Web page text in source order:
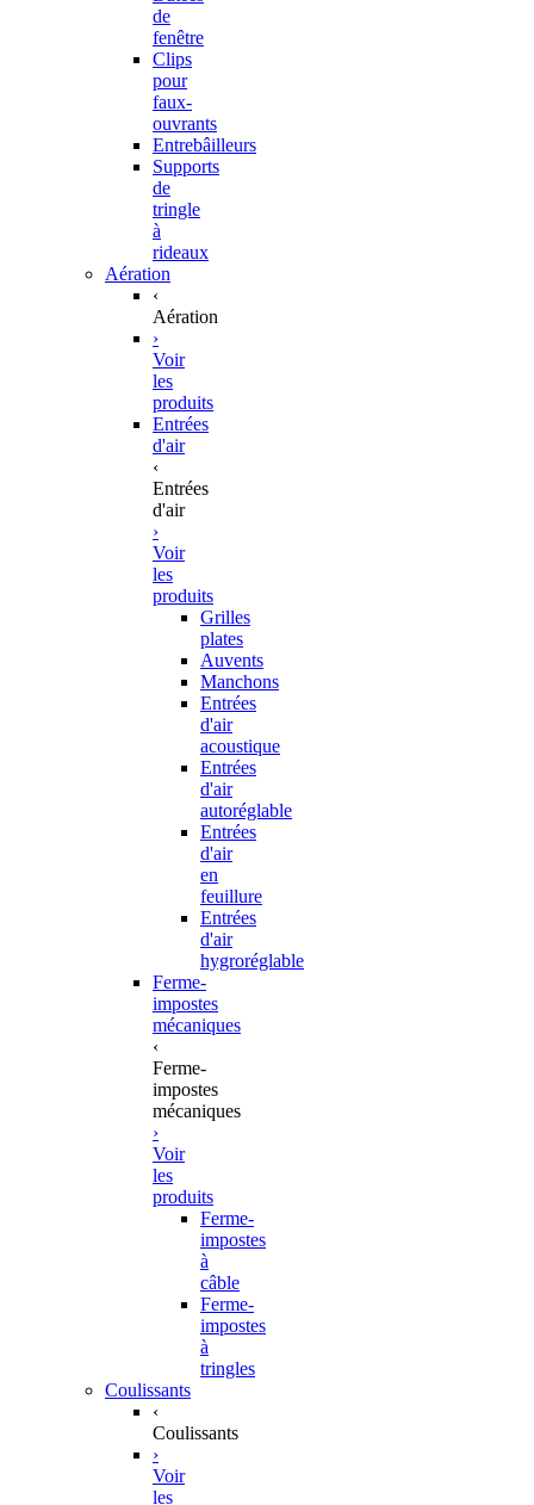
de
fenêtre
Clips
pour
faux-
ouvrants
Entrebâilleurs
Supports
de
tringle
à
rideaux
Aération
‹
Aération
›
Voir
les
produits
Entrées
d'air
‹
Entrées
d'air
›
Voir
les
produits
Grilles
plates
Auvents
Manchons
Entrées
d'air
acoustique
Entrées
d'air
autoréglable
Entrées
d'air
en
feuillure
Entrées
d'air
hygroréglable
Ferme-
impostes
mécaniques
‹
Ferme-
impostes
mécaniques
›
Voir
les
produits
Ferme-
impostes
à
câble
Ferme-
impostes
à
tringles
Coulissants
‹
Coulissants
›
Voir
les